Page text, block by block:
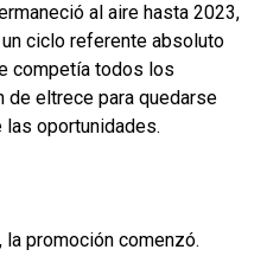
al aire hasta 2023,
ciclo referente absoluto
competía todos los
de eltrece para quedarse
las oportunidades.
la promoción comenzó.